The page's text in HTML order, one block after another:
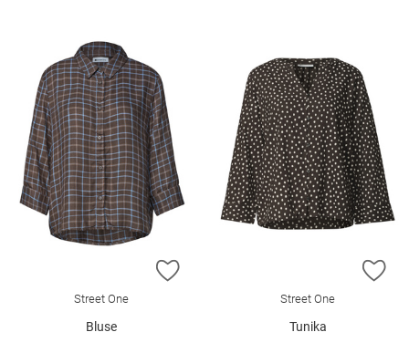
ZUR WUNSCHLISTE HINZUFÜGEN
Street One
Bluse
Street One
Tunika